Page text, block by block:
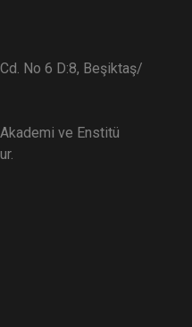
No 6 D:8, Beşiktaş/
ve Enstitü